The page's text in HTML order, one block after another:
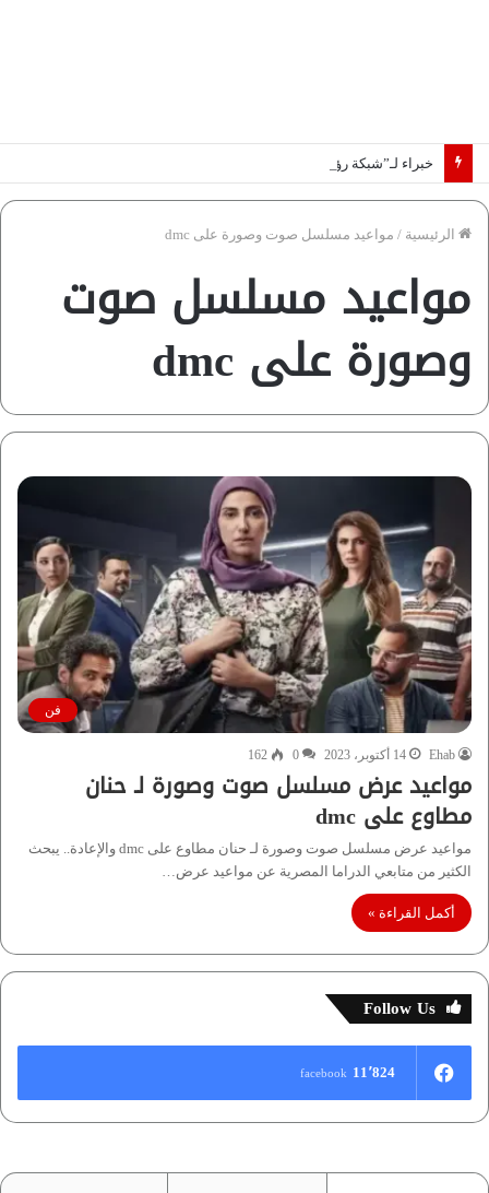
خبراء لـ”شبكة رؤية”: «اتفاق مكة» يغيّر قواعد اللعبة بالشرق الأوسط
الرئيسية / مواعيد مسلسل صوت وصورة على dmc
مواعيد مسلسل صوت
وصورة على dmc
فن
Ehab 14 أكتوبر، 2023 0
162
مواعيد عرض مسلسل صوت وصورة لـ حنان
مطاوع على dmc
مواعيد عرض مسلسل صوت وصورة لـ حنان مطاوع على dmc والإعادة.. يبحث
الكثير من متابعي الدراما المصرية عن مواعيد عرض…
أكمل القراءة »
Follow Us
11٬824 facebook